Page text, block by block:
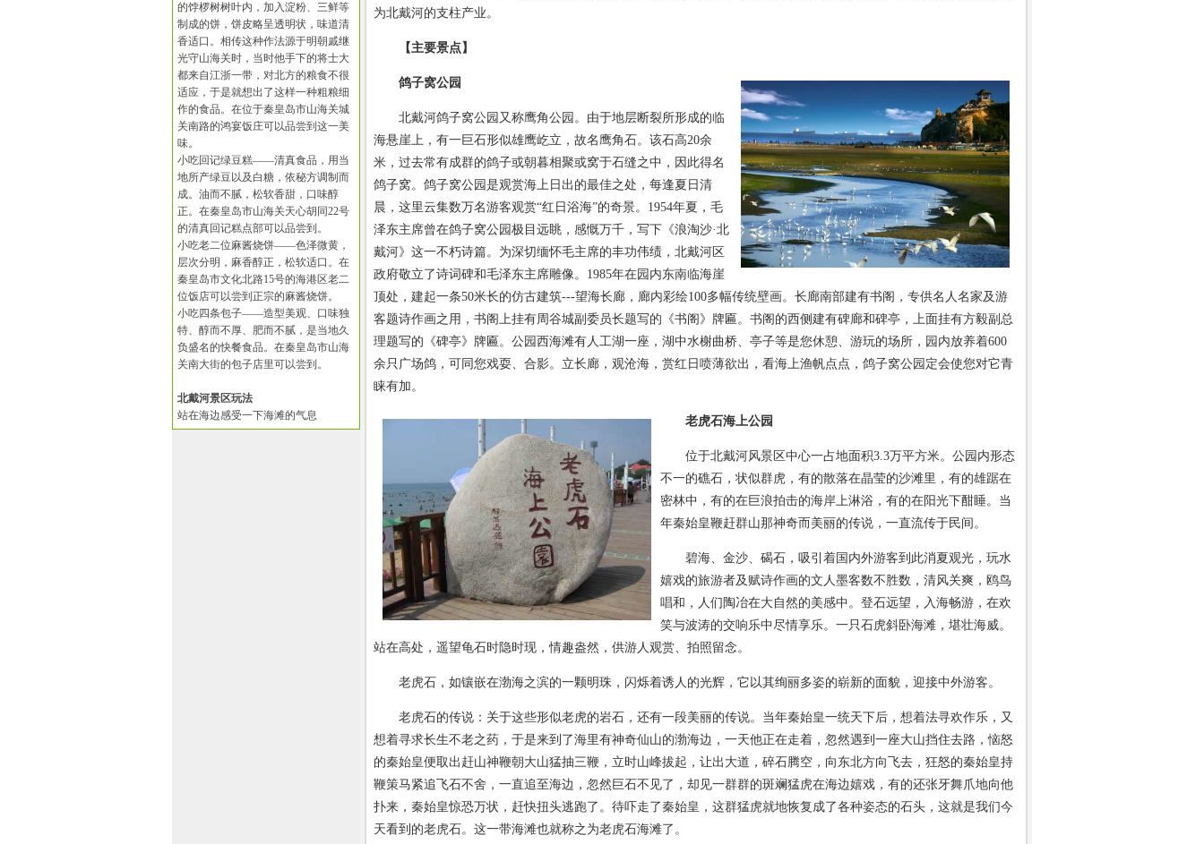
的饽椤树树叶内，加入淀粉、三鲜等
制成的饼，饼皮略呈透明状，味道清
香适口。相传这种作法源于明朝戚继
光守山海关时，当时他手下的将士大
都来自江浙一带，对北方的粮食不很
适应，于是就想出了这样一种粗粮细
作的食品。在位于秦皇岛市山海关城
关南路的鸿宴饭庄可以品尝到这一美
味。
小吃回记绿豆糕——清真食品，用当
地所产绿豆以及白糖，依秘方调制而
成。油而不腻，松软香甜，口味醇
正。在秦皇岛市山海关天心胡同22号
的清真回记糕点部可以品尝到。
小吃老二位麻酱烧饼——色泽微黄，
层次分明，麻香醇正，松软适口。在
秦皇岛市文化北路15号的海港区老二
位饭店可以尝到正宗的麻酱烧饼。
小吃四条包子——造型美观、口味独
特、醇而不厚、肥而不腻，是当地久
负盛名的快餐食品。在秦皇岛市山海
关南大街的包子店里可以尝到。
北戴河景区玩法
站在海边感受一下海滩的气息
为北戴河的支柱产业。
【主要景点】
鸽子窝公园
北戴河鸽子窝公园又称鹰角公园。由于地层断裂所形成的临
海悬崖上，有一巨石形似雄鹰屹立，故名鹰角石。该石高20余
米，过去常有成群的鸽子或朝暮相聚或窝于石缝之中，因此得名
鸽子窝。鸽子窝公园是观赏海上日出的最佳之处，每逢夏日清
晨，这里云集数万名游客观赏“红日浴海”的奇景。1954年夏，毛
泽东主席曾在鸽子窝公园极目远眺，感慨万千，写下《浪淘沙·北
戴河》这一不朽诗篇。为深切缅怀毛主席的丰功伟绩，北戴河区
政府敬立了诗词碑和毛泽东主席雕像。1985年在园内东南临海崖
顶处，建起一条50米长的仿古建筑---望海长廊，廊内彩绘100多幅传统壁画。长廊南部建有书阁，专供名人名家及游
客题诗作画之用，书阁上挂有周谷城副委员长题写的《书阁》牌匾。书阁的西侧建有碑廊和碑亭，上面挂有方毅副总
理题写的《碑亭》牌匾。公园西海滩有人工湖一座，湖中水榭曲桥、亭子等是您休憩、游玩的场所，园内放养着600
余只广场鸽，可同您戏耍、合影。立长廊，观沧海，赏红日喷薄欲出，看海上渔帆点点，鸽子窝公园定会使您对它青
睐有加。
老虎石海上公园
位于北戴河风景区中心一占地面积3.3万平方米。公园内形态
不一的礁石，状似群虎，有的散落在晶莹的沙滩里，有的雄踞在
密林中，有的在巨浪拍击的海岸上淋浴，有的在阳光下酣睡。当
年秦始皇鞭赶群山那神奇而美丽的传说，一直流传于民间。
碧海、金沙、碣石，吸引着国内外游客到此消夏观光，玩水
嬉戏的旅游者及赋诗作画的文人墨客数不胜数，清风关爽，鸥鸟
唱和，人们陶冶在大自然的美感中。登石远望，入海畅游，在欢
笑与波涛的交响乐中尽情享乐。一只石虎斜卧海滩，堪壮海威。
站在高处，遥望龟石时隐时现，情趣盎然，供游人观赏、拍照留念。
老虎石，如镶嵌在渤海之滨的一颗明珠，闪烁着诱人的光辉，它以其绚丽多姿的崭新的面貌，迎接中外游客。
老虎石的传说：关于这些形似老虎的岩石，还有一段美丽的传说。当年秦始皇一统天下后，想着法寻欢作乐，又
想着寻求长生不老之药，于是来到了海里有神奇仙山的渤海边，一天他正在走着，忽然遇到一座大山挡住去路，恼怒
的秦始皇便取出赶山神鞭朝大山猛抽三鞭，立时山峰拔起，让出大道，碎石腾空，向东北方向飞去，狂怒的秦始皇持
鞭策马紧追飞石不舍，一直追至海边，忽然巨石不见了，却见一群群的斑斓猛虎在海边嬉戏，有的还张牙舞爪地向他
扑来，秦始皇惊恐万状，赶快扭头逃跑了。待吓走了秦始皇，这群猛虎就地恢复成了各种姿态的石头，这就是我们今
天看到的老虎石。这一带海滩也就称之为老虎石海滩了。